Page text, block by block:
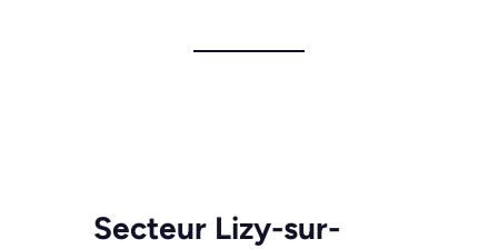
Secteur Lizy-sur-